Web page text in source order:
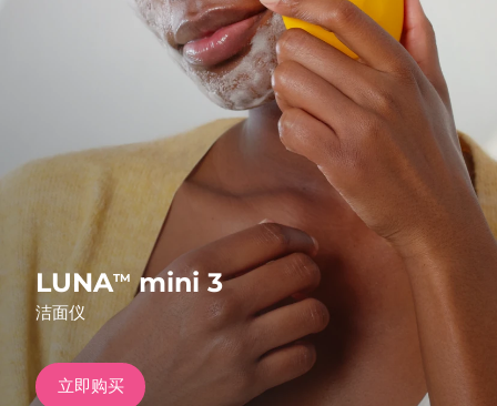
LUNATM mini 3
洁面仪
立即购买
FAQ™ Dual LED Panel
热门产品
特别优惠 畅销产品
预计送达日期8/11/26
预计送达日期 8/10/26
西班牙 预计送达日期 8/10/26
澳大利亚 预计送达日期
预计送达日期 8/10/26
德国
加拿大